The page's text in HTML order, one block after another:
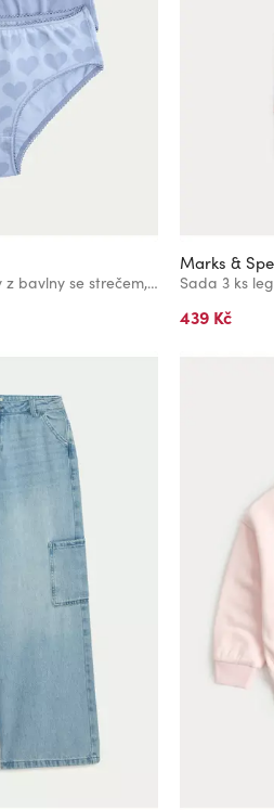
Šeříkové srdíčkové kalhotky z bavlny se strečem, 10 ks v balení (2–14 let) Marks & Spencer fialová
Marks &
439 Kč